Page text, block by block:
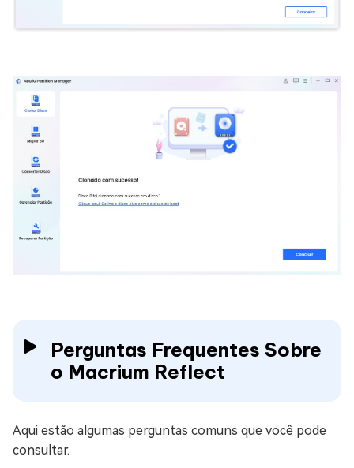
Perguntas Frequentes Sobre
o Macrium Reflect
Aqui estão algumas perguntas comuns que você pode
consultar.